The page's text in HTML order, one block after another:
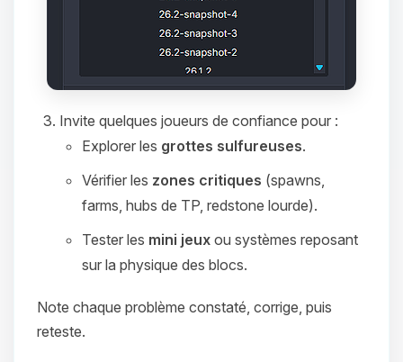
Invite quelques joueurs de confiance pour :
Explorer les grottes sulfureuses.
Vérifier les zones critiques (spawns,
farms, hubs de TP, redstone lourde).
Tester les mini jeux ou systèmes reposant
sur la physique des blocs.
Note chaque problème constaté, corrige, puis
reteste.